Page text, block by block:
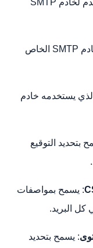
: كلمة المرور لخادم SMTP الخاص
: نوع تشفير SSL الذي يستخدمه خادم
بتحديد التوقيع
: يسمح بمواصفات
: يسمح بتحديد